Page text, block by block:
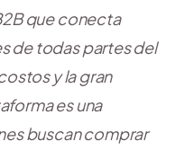
que conecta
de todas partes del
y la gran
es una
buscan comprar